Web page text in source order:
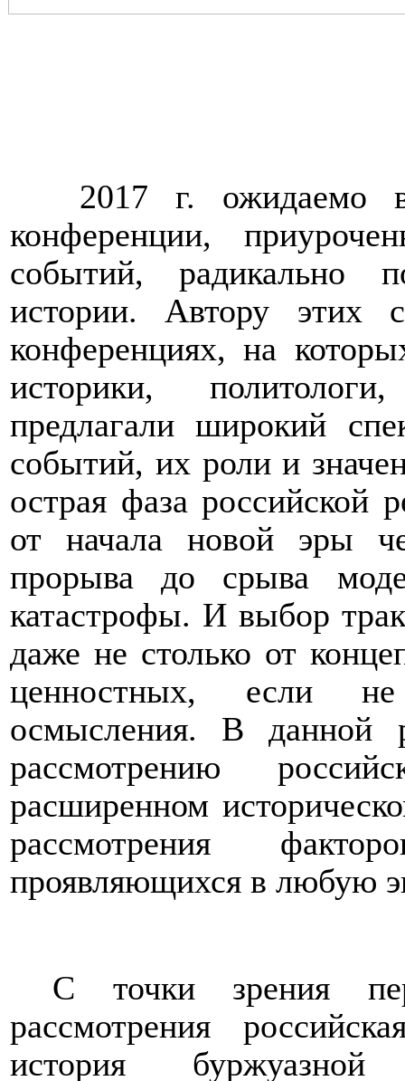
2017 г. ожидаемо
конференции,
событий, радикально
истории. Автору этих
конференциях, на
историки,
предлагали широкий
событий, их роли и
острая фаза российской
от начала новой эры
прорыва до срыва
катастрофы. И выбор
даже не столько от
ценностных, если не
осмысления. В данной
рассмотрению
расширенном
рассмотрения
проявляющихся в любую
С точки зрения
рассмотрения
история